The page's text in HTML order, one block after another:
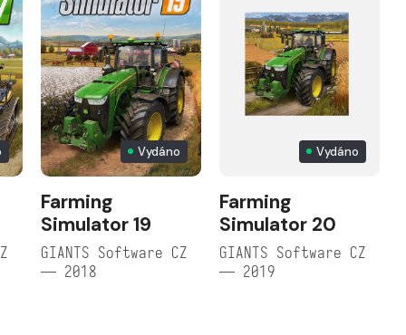
Vydáno
Farming
Simulator 19
GIANTS Software CZ
— 2018
Vydáno
Farming
Simulator 20
GIANTS Software CZ
— 2019